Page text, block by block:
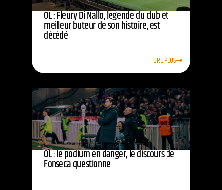
OL : Fleury Di Nallo, légende du club et
meilleur buteur de son histoire, est
décédé
LIRE PLUS
OL : le podium en danger, le discours de
Fonseca questionne